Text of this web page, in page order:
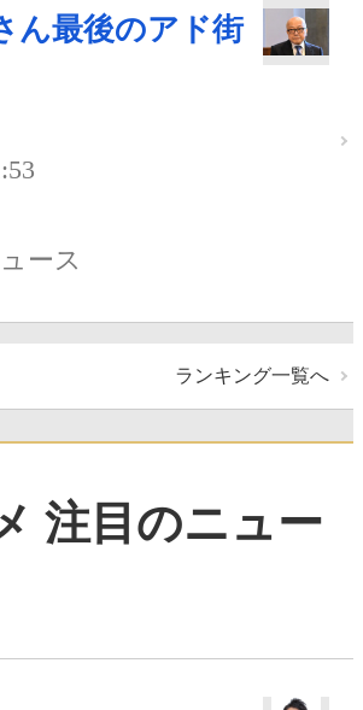
ん最後のアド街
ース
ランキング一覧へ
注目のニュー